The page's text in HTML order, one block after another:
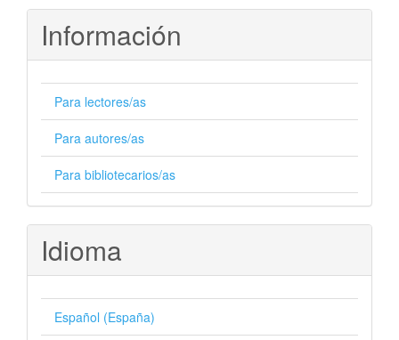
Información
Para lectores/as
Para autores/as
Para bibliotecarios/as
Idioma
Español (España)